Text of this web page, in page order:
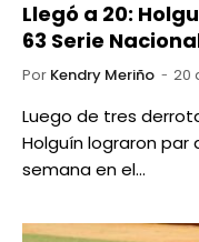
Llegó a 20:
63 Serie
Por Kendry Meriño 20
Luego de tres
Holguín lograron
semana en el…